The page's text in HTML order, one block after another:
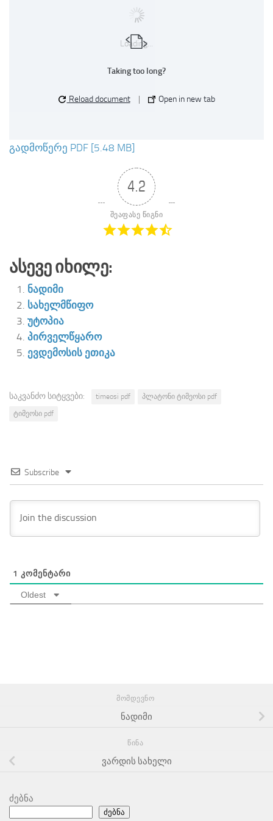
Loading...
Taking too long?
Reload document | Open in new tab
გადმოწერე PDF [5.48 MB]
4.2
შეაფასე წიგნი
Ასევე Იხილე:
ნადიმი
სახელმწიფო
უტოპია
პირველწყარო
ევდემოსის ეთიკა
საკვანძო სიტყვები: timeosi pdf
პლატონი ტიმეოსი pdf
ტიმეოსი pdf
Subscribe
1 ᲙᲝᲛᲔᲜᲢᲐᲠᲘ
Oldest
ᲛᲝᲛᲓᲔᲕᲜᲝ
ნადიმი
ᲬᲘᲜᲐ
ვარდის სახელი
ძებნა
ძებნა